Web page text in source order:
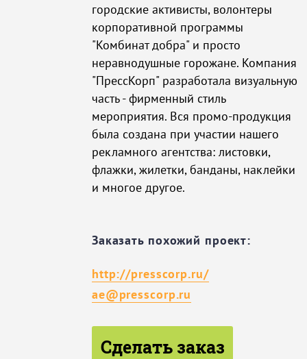
городские активисты, волонтеры
корпоративной программы
"Комбинат добра" и просто
неравнодушные горожане. Компания
"ПрессКорп" разработала визуальную
часть - фирменный стиль
мероприятия. Вся промо-продукция
была создана при участии нашего
рекламного агентства: листовки,
флажки, жилетки, банданы, наклейки
и многое другое.
Заказать похожий проект:
http://presscorp.ru/
ae@presscorp.ru
Сделать заказ